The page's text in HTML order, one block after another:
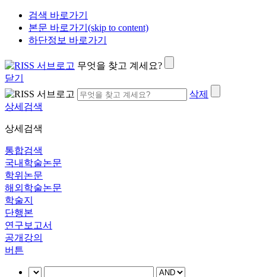
검색 바로가기
본문 바로가기(skip to content)
하단정보 바로가기
무엇을 찾고 계세요?
닫기
삭제
상세검색
상세검색
통합검색
국내학술논문
학위논문
해외학술논문
학술지
단행본
연구보고서
공개강의
버튼